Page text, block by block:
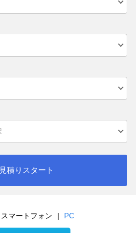
見積りスタート
スマートフォン | PC